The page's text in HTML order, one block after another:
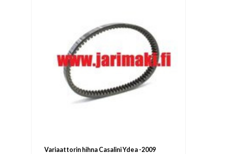
Variaattorin hihna Casalini Ydea -2009